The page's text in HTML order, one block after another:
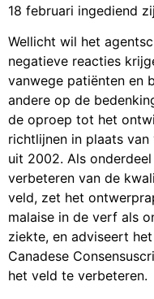
18 februari ingediend
Wellicht wil het
negatieve reacties
vanwege patiënten en
andere op de
de oproep tot het
richtlijnen in plaats
uit 2002. Als
verbeteren van de
veld, zet het
malaise in de verf als
ziekte, en adviseert
Canadese
het veld te verbeteren.